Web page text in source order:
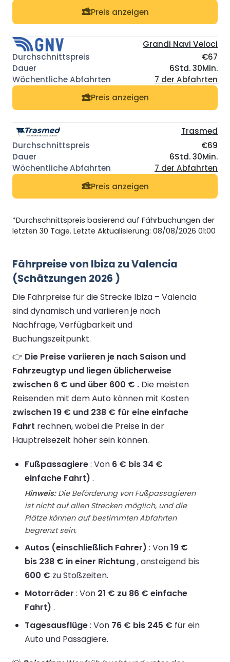
Preis anzeigen
Grandi Navi Veloci
€67
6Std. 30Min.
7 der Abfahrten
Preis anzeigen
Trasmed
€69
6Std. 30Min.
7 der Abfahrten
Preis anzeigen
*Durchschnittspreis basierend auf Fährbuchungen der
letzten 30 Tage. Letzte Aktualisierung: 08/08/2026 01:00
Fährpreise von Ibiza zu Valencia
(Schätzungen 2026 )
Die Fährpreise für die Strecke Ibiza – Valencia
sind dynamisch und variieren je nach
Nachfrage, Verfügbarkeit und
Buchungszeitpunkt.
👉 Die Preise variieren je nach Saison und
Fahrzeugtyp und liegen üblicherweise
zwischen 6 € und über 600 € . Die meisten
Reisenden mit dem Auto können mit Kosten
zwischen 19 € und 238 € für eine einfache
Fahrt rechnen, wobei die Preise in der
Hauptreisezeit höher sein können.
Fußpassagiere: Von 6 € bis 34 €
einfache Fahrt) .
Hinweis:Die Beförderung von Fußpassagieren
ist nicht auf allen Strecken möglich, und die
Plätze können auf bestimmten Abfahrten
begrenzt sein.
Autos (einschließlich Fahrer) : Von19 €
bis 238 € in einer Richtung, ansteigend bis
600 € zu Stoßzeiten.
Motorräder : Von 21 € zu 86 € einfache
Fahrt) .
Tagesausflüge: Von 76 € bis 245 € für ein
Auto und Passagiere.